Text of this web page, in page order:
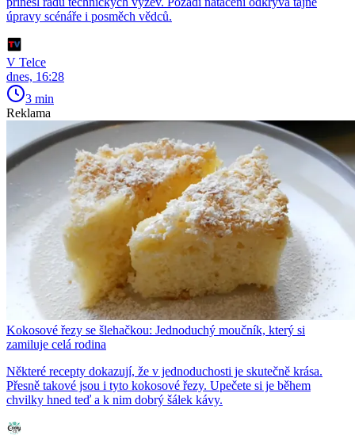
úpravy scénáře i posměch vědců.
V Telce
dnes, 16:28
3 min
Reklama
Kokosové řezy se šlehačkou: Jednoduchý moučník, který si
zamiluje celá rodina
Některé recepty dokazují, že v jednoduchosti je skutečně krása.
Přesně takové jsou i tyto kokosové řezy. Upečete si je během
chvilky hned teď a k nim dobrý šálek kávy.